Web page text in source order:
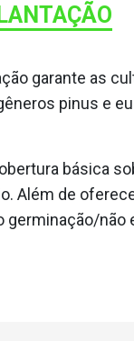
garante as
pinus e
básica
Além de
germinação/não